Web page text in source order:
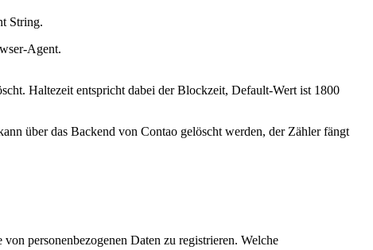
String.
Agent.
Haltezeit entspricht dabei der Blockzeit, Default-Wert ist 1800
über das Backend von Contao gelöscht werden, der Zähler fängt
personenbezogenen Daten zu registrieren. Welche